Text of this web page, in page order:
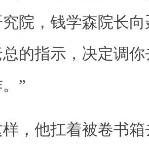
院，钱学森院长
的指示，决定调
”
他扛着被卷书箱